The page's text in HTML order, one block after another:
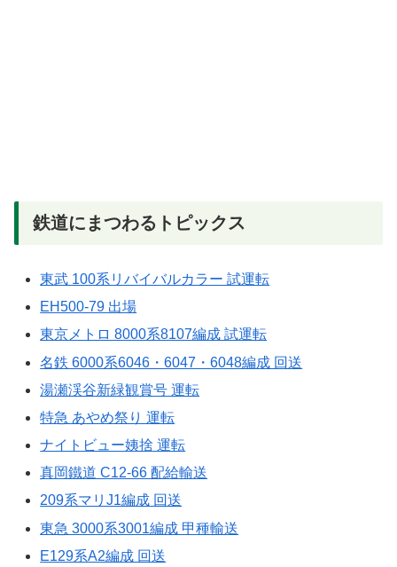
鉄道にまつわるトピックス
東武 100系リバイバルカラー 試運転
EH500-79 出場
東京メトロ 8000系8107編成 試運転
名鉄 6000系6046・6047・6048編成 回送
湯瀬渓谷新緑観賞号 運転
特急 あやめ祭り 運転
ナイトビュー姨捨 運転
真岡鐵道 C12-66 配給輸送
209系マリJ1編成 回送
東急 3000系3001編成 甲種輸送
E129系A2編成 回送